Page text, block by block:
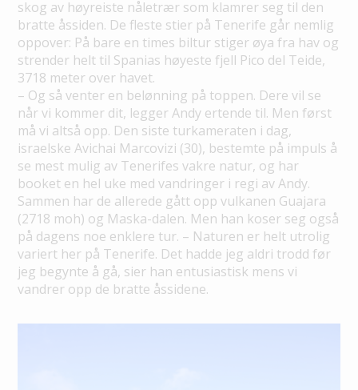
skog av høyreiste nåletrær som klamrer seg til den
bratte åssiden. De fleste stier på Tenerife går nemlig
oppover: På bare en times biltur stiger øya fra hav og
strender helt til Spanias høyeste fjell Pico del Teide,
3718 meter over havet.
– Og så venter en belønning på toppen. Dere vil se
når vi kommer dit, legger Andy ertende til. Men først
må vi altså opp. Den siste turkameraten i dag,
israelske Avichai Marcovizi (30), bestemte på impuls å
se mest mulig av Tenerifes vakre natur, og har
booket en hel uke med vandringer i regi av Andy.
Sammen har de allerede gått opp vulkanen Guajara
(2718 moh) og Maska-dalen. Men han koser seg også
på dagens noe enklere tur. – Naturen er helt utrolig
variert her på Tenerife. Det hadde jeg aldri trodd før
jeg begynte å gå, sier han entusiastisk mens vi
vandrer opp de bratte åssidene.